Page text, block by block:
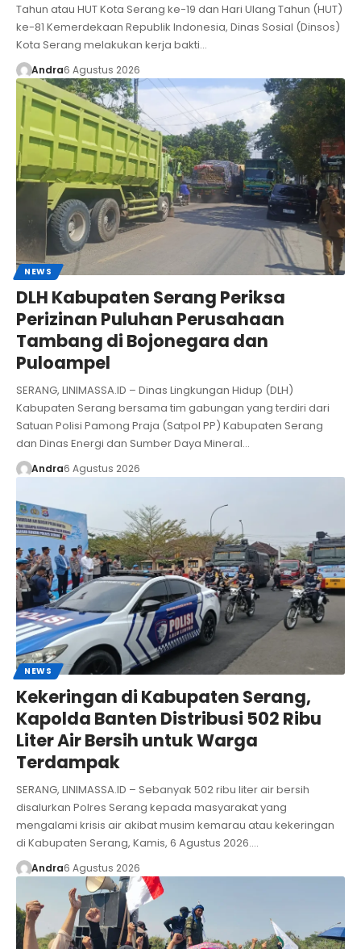
Tahun atau HUT Kota Serang ke-19 dan Hari Ulang Tahun (HUT)
ke-81 Kemerdekaan Republik Indonesia, Dinas Sosial (Dinsos)
Kota Serang melakukan kerja bakti…
Andra6 Agustus 2026
NEWS
DLH Kabupaten Serang Periksa
Perizinan Puluhan Perusahaan
Tambang di Bojonegara dan
Puloampel
SERANG, LINIMASSA.ID – Dinas Lingkungan Hidup (DLH)
Kabupaten Serang bersama tim gabungan yang terdiri dari
Satuan Polisi Pamong Praja (Satpol PP) Kabupaten Serang
dan Dinas Energi dan Sumber Daya Mineral…
Andra6 Agustus 2026
NEWS
Kekeringan di Kabupaten Serang,
Kapolda Banten Distribusi 502 Ribu
Liter Air Bersih untuk Warga
Terdampak
SERANG, LINIMASSA.ID – Sebanyak 502 ribu liter air bersih
disalurkan Polres Serang kepada masyarakat yang
mengalami krisis air akibat musim kemarau atau kekeringan
di Kabupaten Serang, Kamis, 6 Agustus 2026.…
Andra6 Agustus 2026